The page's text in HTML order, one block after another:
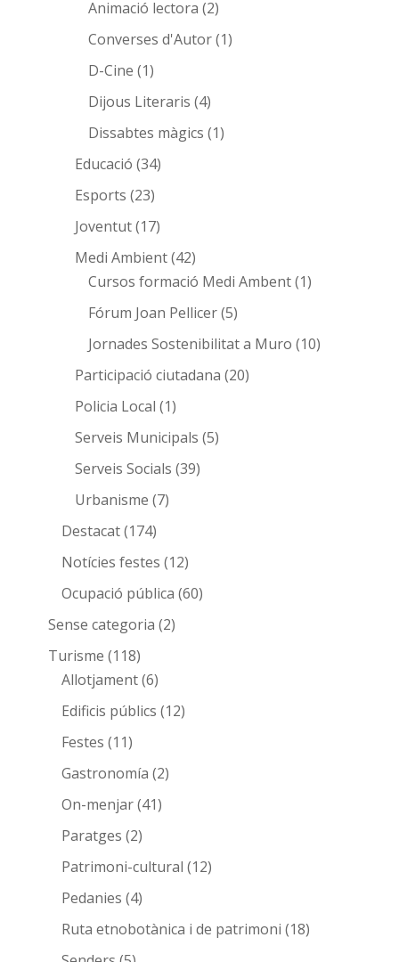
Animació lectora (2)
Converses d'Autor(1)
D-Cine (1)
Dijous Literaris (4)
Dissabtes màgics (1)
Educació (34)
Esports (23)
Joventut(17)
Medi Ambient(42)
Cursos formació Medi Ambent(1)
Fórum Joan Pellicer(5)
Jornades Sostenibilitat a Muro (10)
Participació ciutadana (20)
Policia Local (1)
Serveis Municipals (5)
Serveis Socials (39)
Urbanisme (7)
Destacat(174)
Notícies festes (12)
Ocupació pública (60)
Sense categoria (2)
Turisme (118)
Allotjament(6)
Edificis públics (12)
Festes (11)
Gastronomía (2)
On-menjar(41)
Paratges (2)
Patrimoni-cultural (12)
Pedanies (4)
Ruta etnobotànica i de patrimoni (18)